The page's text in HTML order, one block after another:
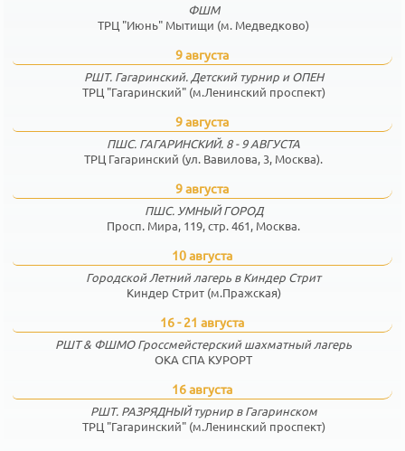
ФШМ
ТРЦ "Июнь" Мытищи (м. Медведково)
9 августа
РШТ. Гагаринский. Детский турнир и ОПЕН
ТРЦ "Гагаринский" (м.Ленинский проспект)
9 августа
ПШС. ГАГАРИНСКИЙ. 8 - 9 АВГУСТА
ТРЦ Гагаринский (ул. Вавилова, 3, Москва).
9 августа
ПШС. УМНЫЙ ГОРОД
Просп. Мира, 119, стр. 461, Москва.
10 августа
Городской Летний лагерь в Киндер Стрит
Киндер Стрит (м.Пражская)
16 - 21 августа
РШТ & ФШМО Гроссмейстерский шахматный лагерь
ОКА СПА КУРОРТ
16 августа
РШТ. РАЗРЯДНЫЙ турнир в Гагаринском
ТРЦ "Гагаринский" (м.Ленинский проспект)